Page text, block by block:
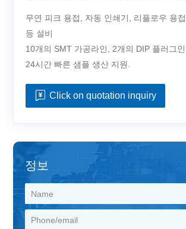
무연 피크 용접, 자동 인쇄기, 리플로우 용
등 설비
10개의 SMT 가공라인, 2개의 DIP 플러그
24시간 빠른 샘플 생산 지원.
Click on quotation inquiry
정보